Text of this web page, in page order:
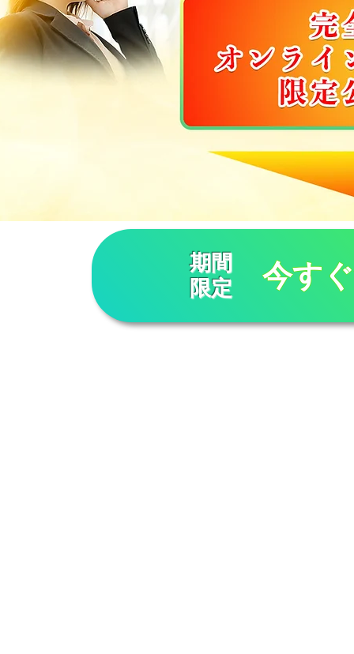
今すぐ無
期間
限定